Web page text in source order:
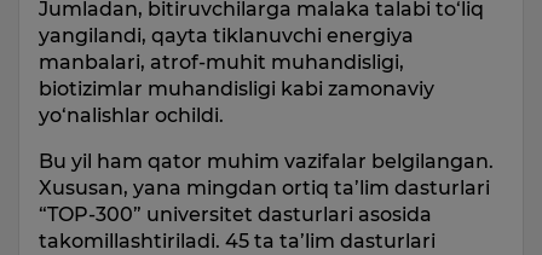
Jumladan, bitiruvchilarga malaka talabi to‘liq
yangilandi, qayta tiklanuvchi energiya
manbalari, atrof-muhit muhandisligi,
biotizimlar muhandisligi kabi zamonaviy
yo‘nalishlar ochildi.
Bu yil ham qator muhim vazifalar belgilangan.
Xususan, yana mingdan ortiq ta’lim dasturlari
“TOP-300” universitet dasturlari asosida
takomillashtiriladi. 45 ta ta’lim dasturlari